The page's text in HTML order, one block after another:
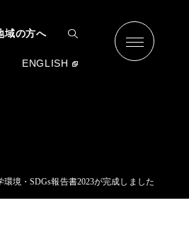
域の方へ
ENGLISH
環境・SDGs報告書2023が完成しました